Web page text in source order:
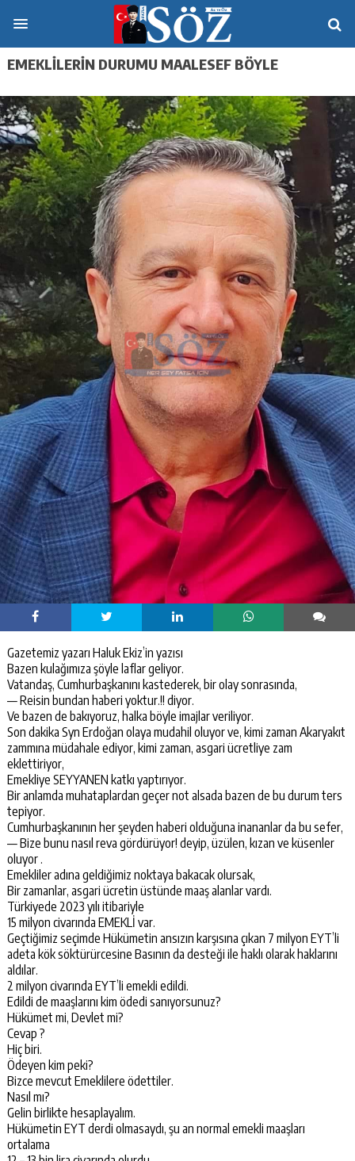
EMEKLİLERİN DURUMU MAALESEF BÖYLE
Gazetemiz yazarı Haluk Ekiz’in yazısı
Bazen kulağımıza şöyle laflar geliyor.
Vatandaş, Cumhurbaşkanını kastederek, bir olay sonrasında,
— Reisin bundan haberi yoktur.!! diyor.
Ve bazen de bakıyoruz, halka böyle imajlar veriliyor.
Son dakika Syn Erdoğan olaya mudahil oluyor ve, kimi zaman Akaryakıt
zammına müdahale ediyor, kimi zaman, asgari ücretliye zam
eklettiriyor,
Emekliye SEYYANEN katkı yaptırıyor.
Bir anlamda muhataplardan geçer not alsada bazen de bu durum ters
tepiyor.
Cumhurbaşkanının her şeyden haberi olduğuna inananlar da bu sefer,
— Bize bunu nasıl reva gördürüyor! deyip, üzülen, kızan ve küsenler
oluyor .
Emekliler adına geldiğimiz noktaya bakacak olursak,
Bir zamanlar, asgari ücretin üstünde maaş alanlar vardı.
Türkiyede 2023 yılı itibariyle
15 milyon civarında EMEKLİ var.
Geçtiğimiz seçimde Hükümetin ansızın karşısına çıkan 7 milyon EYT’li
adeta kök söktürürcesine Basının da desteği ile haklı olarak haklarını
aldılar.
2 milyon civarında EYT’li emekli edildi.
Edildi de maaşlarını kim ödedi sanıyorsunuz?
Hükümet mi, Devlet mi?
Cevap ?
Hiç biri.
Ödeyen kim peki?
Bizce mevcut Emeklilere ödettiler.
Nasıl mı?
Gelin birlikte hesaplayalım.
Hükümetin EYT derdi olmasaydı, şu an normal emekli maaşları
ortalama